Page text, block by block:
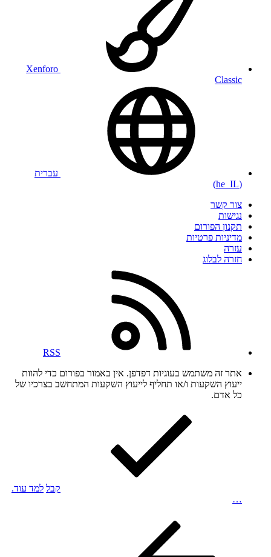
Xenforo
Classic
עברית
(he_IL)
צור קשר
נגישות
תקנון הפורום
מדיניות פרטיות
עזרה
חזרה לבלוג
RSS
אתר זה משתמש בעוגיות דפדפן. אין באמור בפורום כדי להוות
ייעוץ השקעות ו/או תחליף לייעוץ השקעות המתחשב בצרכיו של
כל אדם.
קבל למד עוד.
…